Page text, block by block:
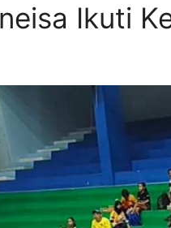
Ikuti